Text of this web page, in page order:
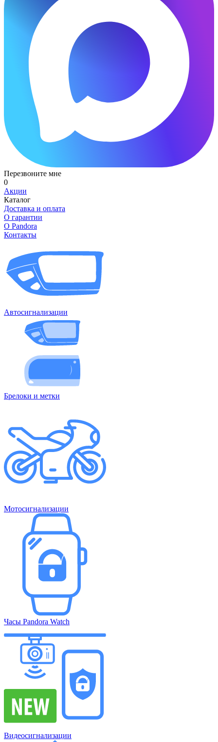
Перезвоните мне
0
Акции
Каталог
Доставка и оплата
О гарантии
О Pandora
Контакты
Автосигнализации
Брелоки и метки
Мотосигнализации
Часы Pandora Watch
Видеосигнализации